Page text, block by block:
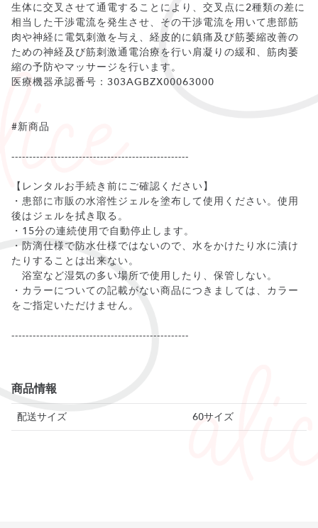
生体に交叉させて通電することにより、交叉点に2種類の差に
相当した干渉電流を発生させ、その干渉電流を用いて患部筋
肉や神経に電気刺激を与え、経皮的に鎮痛及び筋萎縮改善の
ための神経及び筋刺激通電治療を行い肩凝りの緩和、筋肉萎
縮の予防やマッサージを行います。
医療機器承認番号：303AGBZX00063000
#新商品
--------------------------------------------------
【レンタルお手続き前にご確認ください】
・患部に市販の水溶性ジェルを塗布して使用ください。使用
後はジェルを拭き取る。
・15分の連続使用で自動停止します。
・防滴仕様で防水仕様ではないので、水をかけたり水に漬け
たりすることは出来ない。
浴室など湿気の多い場所で使用したり、保管しない。
・カラーについての記載がない商品につきましては、カラー
をご指定いただけません。
--------------------------------------------------
商品情報
配送サイズ 60サイズ